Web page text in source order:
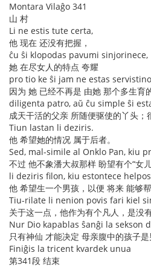
Montara Vilaĝo 341
山 村
Li ne estis tute certa,
他 现在 还没有把握，
ĉu ŝi klopodas pavumi sinjorinece,
她 在尽女人的特点 夸耀
pro tio ke ŝi jam ne estas
因为 她 已经不再是 由她 那个多生育的
diligenta patro, aŭ ĉu simple ŝi
成天干活的父亲 所随便驱使的丫头；
Tiun lastan li deziris.
他 希望她的情况 属于后者。
Sed, mal-simile al Onklo Pan, kiu
不过 他不象潘大叔那样 盼望有个“女儿
li deziris filon, kiu estontece
他 希望生一个男孩，以便 将来 能够
Tiu-rilate li nenion povis fari kiel
关于这一点，他作为有个凡人，是没
Nur Dio kapablas ŝanĝi la sekson
只有神仙 才能决定 母亲腹中的孩子是
Finiĝis la tricent kvardek unua
第341段 结束